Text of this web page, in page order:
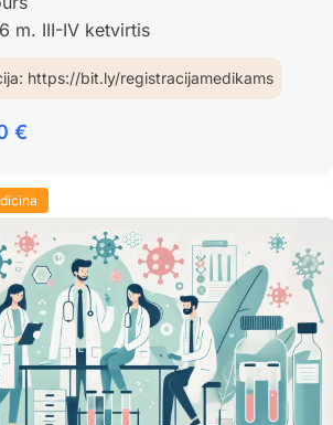
m. III-IV ketvirtis
https://bit.ly/registracijamedikams
€